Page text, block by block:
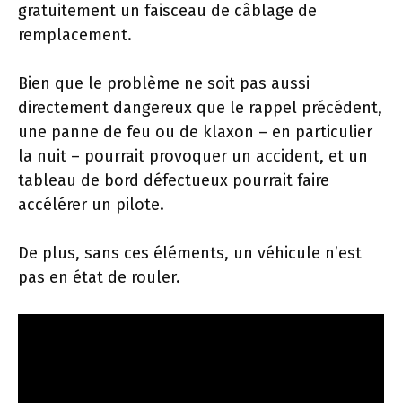
gratuitement un faisceau de câblage de
remplacement.
Bien que le problème ne soit pas aussi
directement dangereux que le rappel précédent,
une panne de feu ou de klaxon – en particulier
la nuit – pourrait provoquer un accident, et un
tableau de bord défectueux pourrait faire
accélérer un pilote.
De plus, sans ces éléments, un véhicule n’est
pas en état de rouler.